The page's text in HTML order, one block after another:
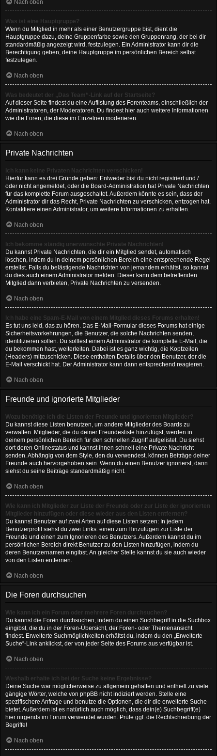
Nach oben
Was ist eine Hauptgruppe?
Wenn du Mitglied in mehr als einer Benutzergruppe bist, dient die
Hauptgruppe dazu, deine Gruppenfarbe sowie den Gruppenrang, der bei dir
standardmäßig angezeigt wird, festzulegen. Ein Administrator kann dir die
Berechtigung geben, deine Hauptgruppe im persönlichen Bereich selbst
festzulegen.
Nach oben
Was bedeutet der „Das Team“-Link auf der Startseite?
Auf dieser Seite findest du eine Auflistung des Forenteams, einschließlich der
Administratoren, der Moderatoren. Du findest hier auch weitere Informationen
wie die Foren, die diese im Einzelnen moderieren.
Nach oben
Private Nachrichten
Ich kann keine Privaten Nachrichten verschicken!
Hierfür kann es drei Gründe geben: Entweder bist du nicht registriert und /
oder nicht angemeldet, oder die Board-Administration hat Private Nachrichten
für das komplette Forum ausgeschaltet. Außerdem könnte es sein, dass der
Administrator dir das Recht, Private Nachrichten zu verschicken, entzogen hat.
Kontaktiere einen Administrator, um weitere Informationen zu erhalten.
Nach oben
Ich bekomme ständig unerwünschte Private Nachrichten!
Du kannst Private Nachrichten, die dir ein Mitglied sendet, automatisch
löschen, indem du in deinem persönlichen Bereich eine entsprechende Regel
erstellst. Falls du belästigende Nachrichten von jemandem erhältst, so kannst
du dies auch einem Administrator melden. Dieser kann dem betreffenden
Mitglied dann verbieten, Private Nachrichten zu versenden.
Nach oben
Ich habe eine Spam-E-Mail von einem Mitglied dieses Forums erhalten!
Es tut uns leid, das zu hören. Das E-Mail-Formular dieses Forums hat einige
Sicherheitsvorkehrungen, die Benutzer, die solche Nachrichten senden,
identifizieren sollen. Du solltest einem Administrator die komplette E-Mail, die
du bekommen hast, weiterleiten. Dabei ist es ganz wichtig, die Kopfzeilen
(Headers) mitzuschicken. Diese enthalten Details über den Benutzer, der die
E-Mail verschickt hat. Der Administrator kann dann entsprechend reagieren.
Nach oben
Freunde und ignorierte Mitglieder
Wozu benötige ich die Listen der Freunde und ignorierten Mitglieder?
Du kannst diese Listen benutzen, um andere Mitglieder des Boards zu
verwalten. Mitglieder, die du deiner Freundesliste hinzufügst, werden in
deinem persönlichen Bereich für den schnellen Zugriff aufgelistet. Du siehst
dort deren Onlinestatus und kannst ihnen schnell eine Private Nachricht
senden. Abhängig von dem Style, den du verwendest, können Beiträge deiner
Freunde auch hervorgehoben sein. Wenn du einen Benutzer ignorierst, dann
siehst du seine Beiträge standardmäßig nicht.
Nach oben
Wie kann ich Mitglieder zur Liste der Freunde oder zur Liste der ignorierten
Mitglieder hinzufügen oder diese wieder aus den Listen entfernen?
Du kannst Benutzer auf zwei Arten auf diese Listen setzen: In jedem
Benutzerprofil siehst du zwei Links: einen zum Hinzufügen zur Liste der
Freunde und einen zum Ignorieren des Benutzers. Außerdem kannst du im
persönlichen Bereich direkt Benutzer zu den Listen hinzufügen, indem du
deren Benutzernamen eingibst. An gleicher Stelle kannst du sie auch wieder
von den Listen entfernen.
Nach oben
Die Foren durchsuchen
Wie kann ich ein Forum oder mehrere Foren durchsuchen?
Du kannst die Foren durchsuchen, indem du einen Suchbegriff in die Suchbox
eingibst, die du in der Foren-Übersicht, der Foren- oder Themenansicht
findest. Erweiterte Suchmöglichkeiten erhältst du, indem du den „Erweiterte
Suche“-Link anklickst, der von jeder Seite des Forums aus verfügbar ist.
Nach oben
Weshalb erhalte ich bei der Suche keine Ergebnisse?
Deine Suche war möglicherweise zu allgemein gehalten und enthielt zu viele
gängige Wörter, welche von phpBB nicht indiziert werden. Stelle eine
spezifischere Anfrage und benutze die Optionen, die dir die erweiterte Suche
bietet. Außerdem ist es natürlich auch möglich, dass dein(e) Suchbegriff(e)
hier nirgends im Forum verwendet wurden. Prüfe ggf. die Rechtschreibung der
Begriffe!
Nach oben